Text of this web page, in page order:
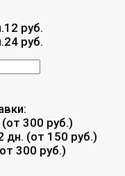
12 руб.
24 руб.
300 руб.)
дн. (от 150 руб.)
300 руб.)